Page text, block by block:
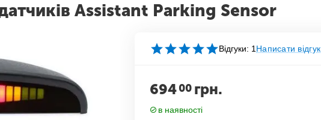
Assistant Parking Sensor
Відгуки: 1 Написати відгук
69400 грн.
в наявності